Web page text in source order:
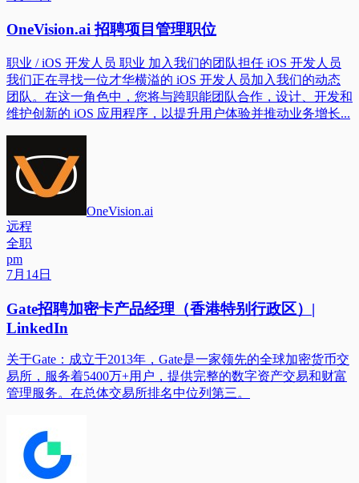
OneVision.ai 招聘项目管理职位
职业 / iOS 开发人员 职业 加入我们的团队担任 iOS 开发人员
我们正在寻找一位才华横溢的 iOS 开发人员加入我们的动态
团队。在这一角色中，您将与跨职能团队合作，设计、开发和
维护创新的 iOS 应用程序，以提升用户体验并推动业务增长...
OneVision.ai
远程
全职
pm
7月14日
Gate招聘加密卡产品经理（香港特别行政区）|
LinkedIn
关于Gate：成立于2013年，Gate是一家领先的全球加密货币交
易所，服务着5400万+用户，提供完整的数字资产交易和财富
管理服务。在总体交易所排名中位列第三。